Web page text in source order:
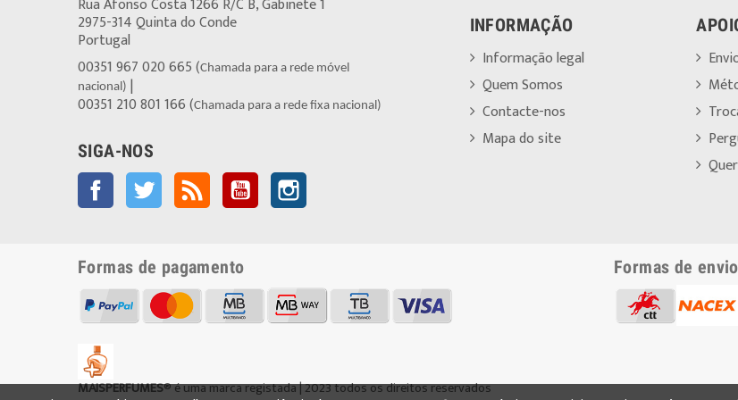
Rua Afonso Costa 1266 R/C B, Gabinete 1
2975-314 Quinta do Conde
Portugal
00351 967 020 665 (Chamada para a rede móvel
nacional) |
00351 210 801 166 (Chamada para a rede fixa nacional)
SIGA-NOS
Facebook Twitter Rss YouTube
INFORMAÇÃO
Informação legal
Quem Somos
Contacte-nos
Mapa do site
Formas de pagamento Formas de envio
MAISPERFUMES® é uma marca registada | 2023 todos os direitos reservados